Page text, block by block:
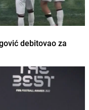
debitovao za